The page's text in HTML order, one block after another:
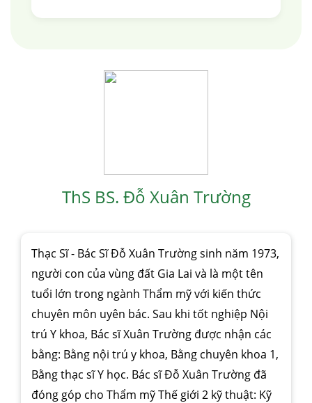
đặt túi ngực
nâng ngực hút mỡ cấy mỡ trẻ hóa da
ThS BS. Đỗ Xuân Trường
Thạc Sĩ - Bác Sĩ Đỗ Xuân Trường sinh năm 1973,
người con của vùng đất Gia Lai và là một tên
tuổi lớn trong ngành Thẩm mỹ với kiến thức
chuyên môn uyên bác. Sau khi tốt nghiệp Nội
trú Y khoa, Bác sĩ Xuân Trường được nhận các
bằng: Bằng nội trú y khoa, Bằng chuyên khoa 1,
Bằng thạc sĩ Y học. Bác sĩ Đỗ Xuân Trường đã
đóng góp cho Thẩm mỹ Thế giới 2 kỹ thuật: Kỹ